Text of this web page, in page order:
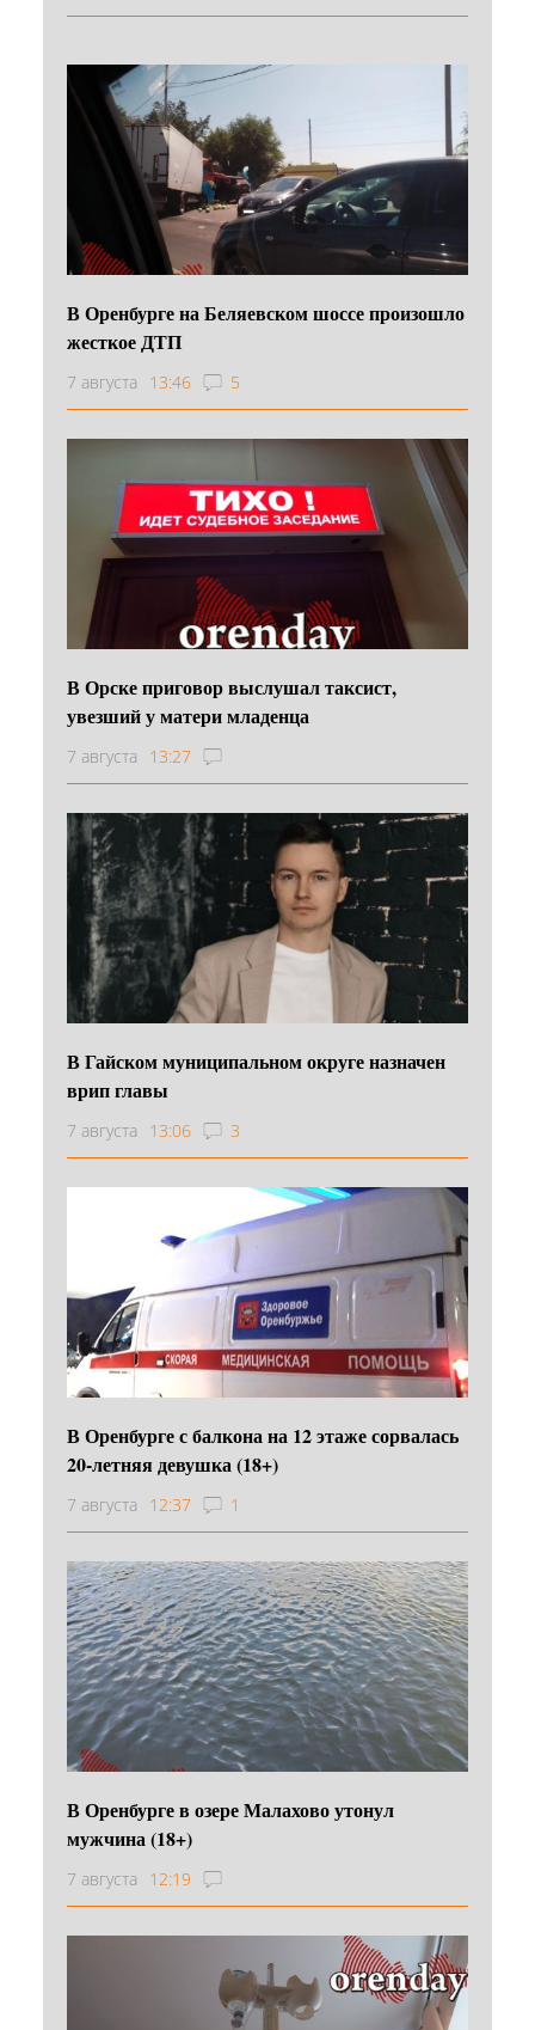
В Оренбурге на Беляевском шоссе произошло
жесткое ДТП
7 августа 13:46 5
В Орске приговор выслушал таксист,
увезший у матери младенца
7 августа 13:27
В Гайском муниципальном округе назначен
врип главы
7 августа 13:06 3
В Оренбурге с балкона на 12 этаже сорвалась
20-летняя девушка (18+)
7 августа 12:37 1
В Оренбурге в озере Малахово утонул
мужчина (18+)
7 августа 12:19